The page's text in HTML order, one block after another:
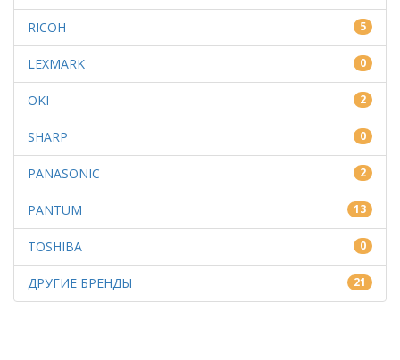
RICOH 5
LEXMARK 0
OKI 2
SHARP 0
PANASONIC 2
PANTUM 13
TOSHIBA 0
ДРУГИЕ БРЕНДЫ 21